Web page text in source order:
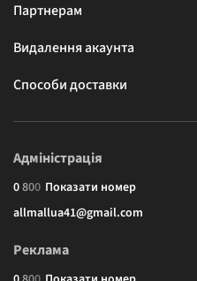
Партнерам
Видалення акаунта
Способи доставки
Адміністрація
0800 Показати номер
allmallua41@gmail.com
Реклама